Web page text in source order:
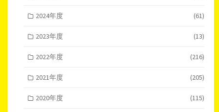
2024年度 (61)
2023年度 (13)
2022年度 (216)
2021年度 (205)
2020年度 (115)